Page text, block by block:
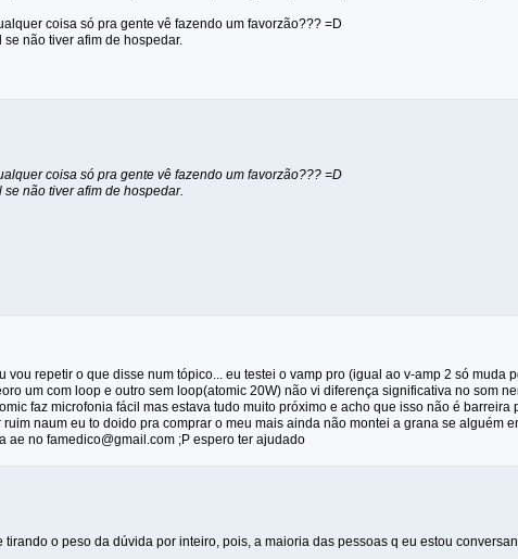
coisa só pra gente vê fazendo um favorzão??? =D
se não tiver afim de hospedar.
coisa só pra gente vê fazendo um favorzão??? =D
não tiver afim de hospedar.
vou repetir o que disse num tópico... eu testei o vamp pro (igual ao v-amp 2 só muda
um com loop e outro sem loop(atomic 20W) não vi diferença significativa no som
faz microfonia fácil mas estava tudo muito próximo e acho que isso não é barreira
naum eu to doido pra comprar o meu mais ainda não montei a grana se alguém
ae no famedico@gmail.com ;P espero ter ajudado
tirando o peso da dúvida por inteiro, pois, a maioria das pessoas q eu estou